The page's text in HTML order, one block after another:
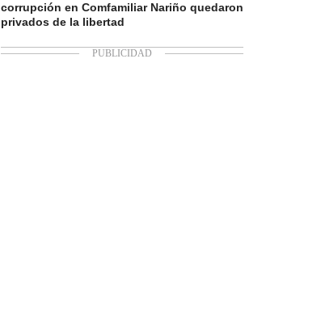
corrupción en Comfamiliar Nariño quedaron
privados de la libertad